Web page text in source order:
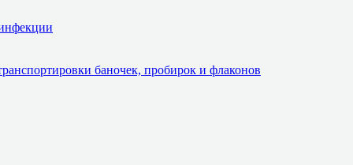
баночек, пробирок и флаконов